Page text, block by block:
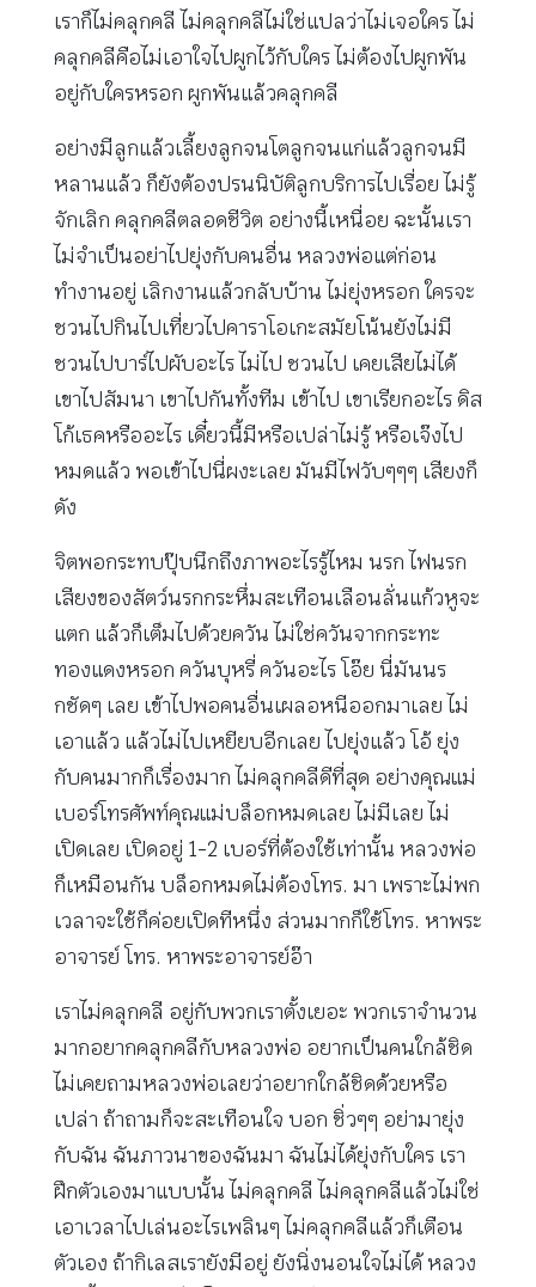
เราก็ไม่คลุกคลี ไม่คลุกคลีไม่ใช่แปลว่าไม่เจอใคร ไม่
คลุกคลีคือไม่เอาใจไปผูกไว้กับใคร ไม่ต้องไปผูกพัน
อยู่กับใครหรอก ผูกพันแล้วคลุกคลี
อย่างมีลูกแล้วเลี้ยงลูกจนโตลูกจนแก่แล้วลูกจนมี
หลานแล้ว ก็ยังต้องปรนนิบัติลูกบริการไปเรื่อย ไม่รู้
จักเลิก คลุกคลีตลอดชีวิต อย่างนี้เหนื่อย ฉะนั้นเรา
ไม่จำเป็นอย่าไปยุ่งกับคนอื่น หลวงพ่อแต่ก่อน
ทำงานอยู่ เลิกงานแล้วกลับบ้าน ไม่ยุ่งหรอก ใครจะ
ชวนไปกินไปเที่ยวไปคาราโอเกะสมัยโน้นยังไม่มี
ชวนไปบาร์ไปผับอะไร ไม่ไป ชวนไป เคยเสียไม่ได้
เขาไปสัมนา เขาไปกันทั้งทีม เข้าไป เขาเรียกอะไร ดิส
โก้เธคหรืออะไร เดี๋ยวนี้มีหรือเปล่าไม่รู้ หรือเจ๊งไป
หมดแล้ว พอเข้าไปนี่ผงะเลย มันมีไฟวับๆๆๆ เสียงก็
ดัง
จิตพอกระทบปุ๊บนึกถึงภาพอะไรรู้ไหม นรก ไฟนรก
เสียงของสัตว์นรกกระหึ่มสะเทือนเลือนลั่นแก้วหูจะ
แตก แล้วก็เต็มไปด้วยควัน ไม่ใช่ควันจากกระทะ
ทองแดงหรอก ควันบุหรี่ ควันอะไร โอ๊ย นี่มันนร
กชัดๆ เลย เข้าไปพอคนอื่นเผลอหนีออกมาเลย ไม่
เอาแล้ว แล้วไม่ไปเหยียบอีกเลย ไปยุ่งแล้ว โอ้ ยุ่ง
กับคนมากก็เรื่องมาก ไม่คลุกคลีดีที่สุด อย่างคุณแม่
เบอร์โทรศัพท์คุณแม่บล็อกหมดเลย ไม่มีเลย ไม่
เปิดเลย เปิดอยู่ 1-2 เบอร์ที่ต้องใช้เท่านั้น หลวงพ่อ
ก็เหมือนกัน บล็อกหมดไม่ต้องโทร. มา เพราะไม่พก
เวลาจะใช้ก็ค่อยเปิดทีหนึ่ง ส่วนมากก็ใช้โทร. หาพระ
อาจารย์ โทร. หาพระอาจารย์อ๊า
เราไม่คลุกคลี อยู่กับพวกเราตั้งเยอะ พวกเราจำนวน
มากอยากคลุกคลีกับหลวงพ่อ อยากเป็นคนใกล้ชิด
ไม่เคยถามหลวงพ่อเลยว่าอยากใกล้ชิดด้วยหรือ
เปล่า ถ้าถามก็จะสะเทือนใจ บอก ชิ่วๆๆ อย่ามายุ่ง
กับฉัน ฉันภาวนาของฉันมา ฉันไม่ได้ยุ่งกับใคร เรา
ฝึกตัวเองมาแบบนั้น ไม่คลุกคลี ไม่คลุกคลีแล้วไม่ใช่
เอาเวลาไปเล่นอะไรเพลินๆ ไม่คลุกคลีแล้วก็เตือน
ตัวเอง ถ้ากิเลสเรายังมีอยู่ ยังนิ่งนอนใจไม่ได้ หลวง